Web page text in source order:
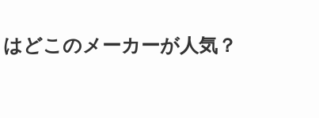
どこのメーカーが人気？